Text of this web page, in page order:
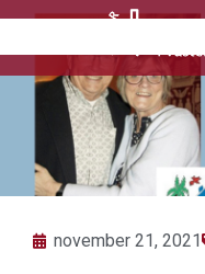
Hoppa
innehåll
november 21, 2021